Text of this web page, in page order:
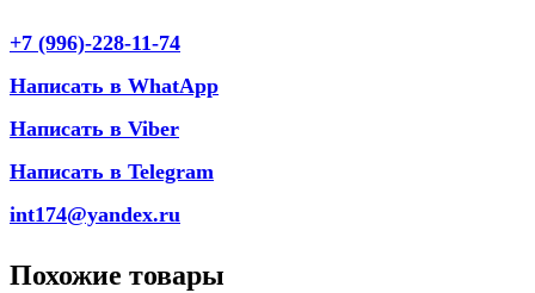
+7 (996)-228-11-74
Написать в WhatApp
Написать в Viber
Написать в Telegram
int174@yandex.ru
Похожие товары